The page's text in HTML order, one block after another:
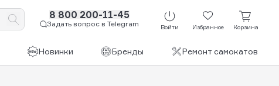
8 800 200-11-45
Задать вопрос в Telegram Войти Избранное Корзина
Новинки Бренды Ремонт самокатов